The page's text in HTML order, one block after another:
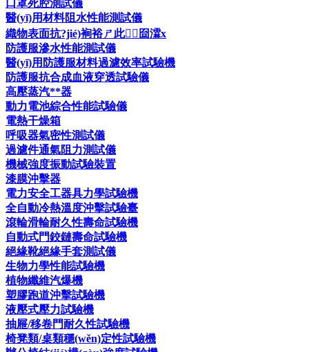
口罩死腔測試儀
醫(yī)用材料阻水性能測試儀
織物表面抗?jié)裥裕ㄕ此┰囼瀮x
防護服滲水性能測試儀
醫(yī)用防護服材料過濾效率試驗機
防護服抗合成血液穿透試驗儀
高壓蒸汽**器
動力電池綜合性能試驗儀
電熱干燥箱
呼吸器氣密性測試儀
過濾件通氣阻力測試儀
機械強度振動試驗裝置
漆膜沖擊器
電力安全工器具力學試驗機
全自動冷熱溫度沖擊試驗臺
滾輪滑輪耐久性壽命試驗機
自動式門鉸鏈壽命試驗機
絕緣靴絕緣手套測試儀
生物力學性能試驗機
植物纖維汽爆機
塑膠跑道沖擊試驗機
液壓式壓力試驗機
抽屜/移卷門耐久性試驗機
椅凳類/桌類穩(wěn)定性試驗機